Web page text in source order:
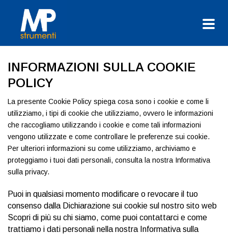
INFORMAZIONI SULLA COOKIE
POLICY
La presente Cookie Policy spiega cosa sono i cookie e come li
utilizziamo, i tipi di cookie che utilizziamo, ovvero le informazioni
che raccogliamo utilizzando i cookie e come tali informazioni
vengono utilizzate e come controllare le preferenze sui cookie.
Per ulteriori informazioni su come utilizziamo, archiviamo e
proteggiamo i tuoi dati personali, consulta la nostra Informativa
sulla privacy.
Puoi in qualsiasi momento modificare o revocare il tuo
consenso dalla Dichiarazione sui cookie sul nostro sito web
Scopri di più su chi siamo, come puoi contattarci e come
trattiamo i dati personali nella nostra Informativa sulla